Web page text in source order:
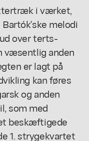
i værket,
melodi
over terts-
væsentlig anden
er lagt på
kan føres
og anden
som med
beskæftigede
1. strygekvartet